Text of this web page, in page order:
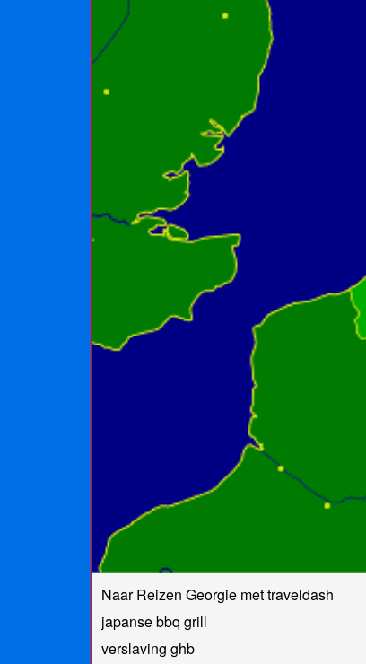
Naar Reizen Georgie met traveldash
japanse bbq grill
verslaving ghb